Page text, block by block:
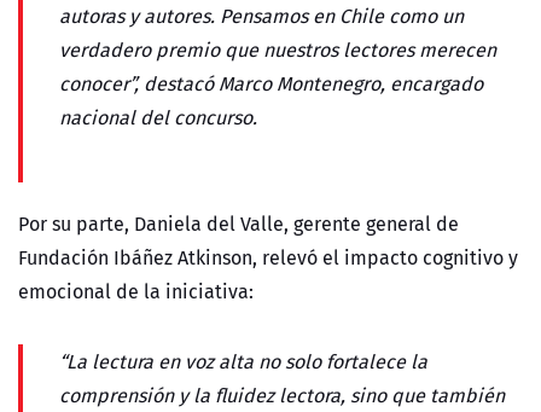
autoras y autores. Pensamos en Chile como un
verdadero premio que nuestros lectores merecen
conocer”, destacó Marco Montenegro, encargado
nacional del concurso.
Por su parte, Daniela del Valle, gerente general de
Fundación Ibáñez Atkinson, relevó el impacto cognitivo y
emocional de la iniciativa:
“La lectura en voz alta no solo fortalece la
comprensión y la fluidez lectora, sino que también